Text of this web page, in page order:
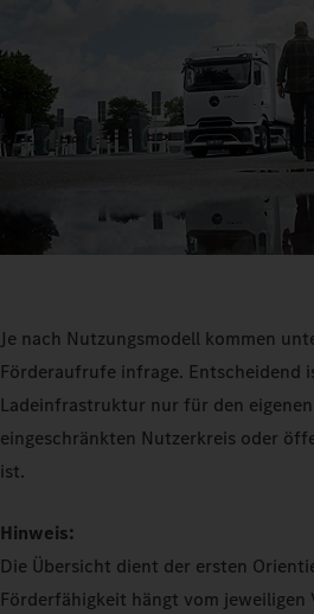
Je nach Nutzungsmodell kommen
Förderaufrufe infrage. Entscheidend
Ladeinfrastruktur nur für den
eingeschränkten Nutzerkreis oder
ist.
Hinweis:
Die Übersicht dient der ersten
Förderfähigkeit hängt vom jeweiligen